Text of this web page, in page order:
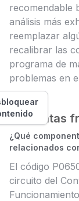
recomendable
análisis más
reemplazar
recalibrar las
programa de
problemas en
Preguntas
¿Qué
relacionados
El código
circuito del